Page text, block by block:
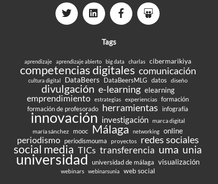
Tags
aprendizaje aprendizaje abierto big data charlas cibermarikiya
competencias digitales comunicación
cultura digital DataBeers DataBeersMLG datos diseño
divulgación e-learning elearning
emprendimiento estrategias experiencias formación
formación de profesorado herramientas infografía
innovación investigación marca digital
maría sánchez
mooc Málaga networking online
periodismo periodismouma proyectos redes sociales
social media TICs transferencia uma unia
universidad universidad de málaga visualización
webinars webinarsunia web social